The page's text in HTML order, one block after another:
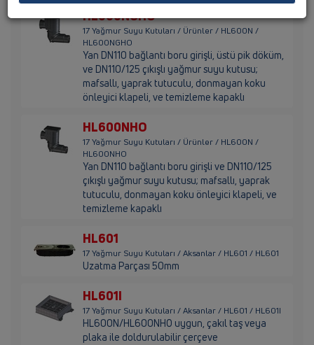
HL600NGHO
17 Yağmur Suyu Kutuları / Ürünler / HL600N /
HL600NGHO
Yan DN110 bağlantı boru girişli, üstü pik döküm,
ve DN110/125 çıkışlı yağmur suyu kutusu;
mafsallı, yaprak tutuculu, donmayan koku
önleyici klapeli, ve temizleme kapaklı
HL600NHO
17 Yağmur Suyu Kutuları / Ürünler / HL600N /
HL600NHO
Yan DN110 bağlantı boru girişli ve DN110/125
çıkışlı yağmur suyu kutusu; mafsallı, yaprak
tutuculu, donmayan koku önleyici klapeli, ve
temizleme kapaklı
HL601
17 Yağmur Suyu Kutuları / Aksanlar / HL601 / HL601
Uzatma Parçası 50mm
HL601I
17 Yağmur Suyu Kutuları / Aksanlar / HL601 / HL601I
HL600N/HL600NHO uygun, çakıl taş veya
plaka ile doldurulabilir çerçeve